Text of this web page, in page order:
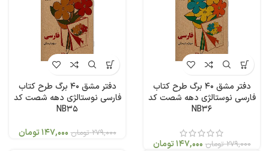
دفتر مشق 40 برگ طرح کتاب
فارسی نوستالژی دهه شصت کد
NB36
279,000 تومان 147,000تومان
دفتر مشق 40 برگ طرح کتاب
فارسی نوستالژی دهه شصت کد
NB35
279,000 تومان 147,000تومان